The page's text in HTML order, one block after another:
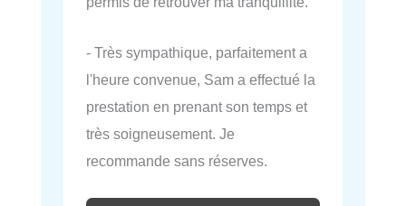
- Très sympathique, parfaitement a
l'heure convenue, Sam a effectué la
prestation en prenant son temps et
très soigneusement. Je
recommande sans réserves.